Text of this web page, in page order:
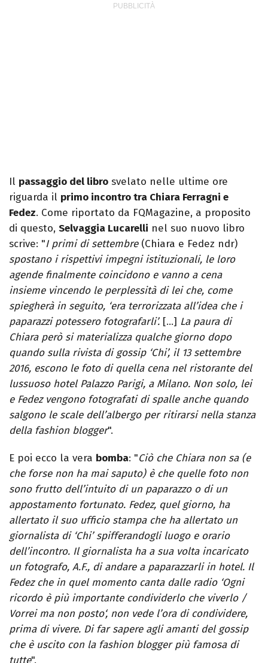
Il passaggio del libro svelato nelle ultime ore
riguarda il primo incontro tra Chiara Ferragni e
Fedez. Come riportato da FQMagazine, a proposito
di questo, Selvaggia Lucarelli nel suo nuovo libro
scrive: "I primi di settembre(Chiara e Fedez ndr)
spostano i rispettivi impegni istituzionali, le loro
agende finalmente coincidono e vanno a cena
insieme vincendo le perplessità di lei che, come
spiegherà in seguito, ‘era terrorizzata all’idea che i
paparazzi potessero fotografarli’. […] La paura di
Chiara però si materializza qualche giorno dopo
quando sulla rivista di gossip ‘Chi’, il 13 settembre
2016, escono le foto di quella cena nel ristorante del
lussuoso hotel Palazzo Parigi, a Milano. Non solo, lei
e Fedez vengono fotografati di spalle anche quando
salgono le scale dell’albergo per ritirarsi nella stanza
della fashion blogger".
E poi ecco la vera bomba: "Ciò che Chiara non sa (e
che forse non ha mai saputo) è che quelle foto non
sono frutto dell’intuito di un paparazzo o di un
appostamento fortunato. Fedez, quel giorno, ha
allertato il suo ufficio stampa che ha allertato un
giornalista di ‘Chi’ spifferandogli luogo e orario
dell’incontro. Il giornalista ha a sua volta incaricato
un fotografo, A.F., di andare a paparazzarli in hotel. Il
Fedez che in quel momento canta dalle radio ‘Ogni
ricordo è più importante condividerlo che viverlo /
Vorrei ma non posto‘, non vede l’ora di condividere,
prima di vivere. Di far sapere agli amanti del gossip
che è uscito con la fashion blogger più famosa di